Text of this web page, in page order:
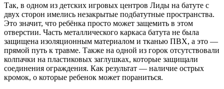
Так, в одном из детских игровых центров Лиды на батуте с
двух сторон имелись незакрытые подбатутные пространства.
Это значит, что ребёнка просто может защемить в этом
отверстии. Часть металлического каркаса батута не была
защищена изоляционным материалом и тканью ПВХ, а это —
прямой путь к травме. Также на одной из горок отсутствовали
колпачки на пластиковых заглушках, которые защищали
соединения ограждения. Как результат — наличие острых
кромок, о которые ребенок может пораниться.